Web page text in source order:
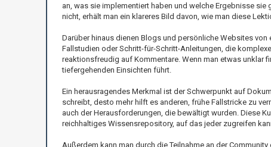
an, was sie implementiert haben und welche Ergebnisse
nicht, erhält man ein klareres Bild davon, wie man diese
Darüber hinaus dienen Blogs und persönliche Websites
Fallstudien oder Schritt-für-Schritt-Anleitungen, die
reaktionsfreudig auf Kommentare. Wenn man etwas unklar
tiefergehenden Einsichten führt.
Ein herausragendes Merkmal ist der Schwerpunkt auf
schreibt, desto mehr hilft es anderen, frühe Fallstricke zu
auch der Herausforderungen, die bewältigt wurden. Diese
reichhaltiges Wissensrepository, auf das jeder zugreifen
Außerdem kann man durch die Teilnahme an der